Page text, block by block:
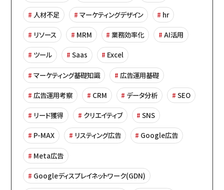
人材不足 マーケティングデザイン hr
リソース MRM 業務効率化 AI活用
ツール Saas Excel
マーケティング基礎知識 広告運用基礎
広告運用考察 CRM データ分析 SEO
リード獲得 クリエイティブ SNS
P-MAX リスティング広告 Google広告
Meta広告
Googleディスプレイネットワーク(GDN)